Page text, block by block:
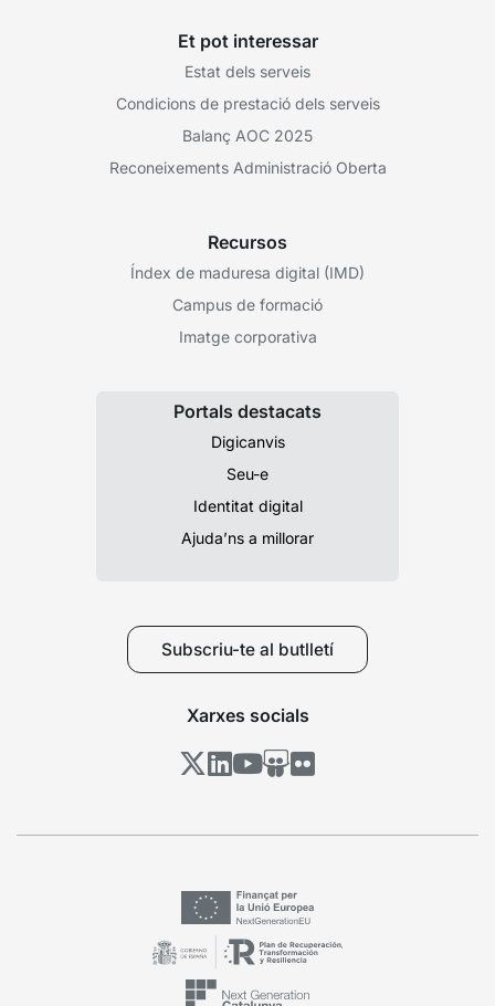
Et pot interessar
Estat dels serveis
Condicions de prestació dels serveis
Balanç AOC 2025
Reconeixements Administració Oberta
Recursos
Índex de maduresa digital (IMD)
Campus de formació
Imatge corporativa
Portals destacats
Digicanvis
Seu-e
Identitat digital
Ajuda’ns a millorar
Subscriu-te al butlletí
Xarxes socials